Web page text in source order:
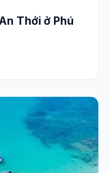
Thới ở Phú